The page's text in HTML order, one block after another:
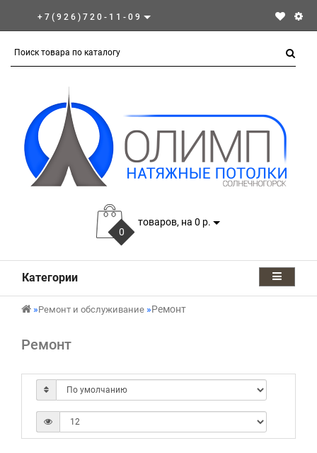
+7(926)720-11-09
0
товаров, на 0 р.
Категории
Ремонт и обслуживание Ремонт
Ремонт